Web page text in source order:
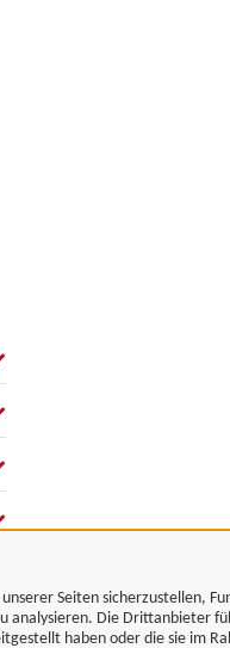
Seiten sicherzustellen,
analysieren. Die Drittanbieter
haben oder die sie im